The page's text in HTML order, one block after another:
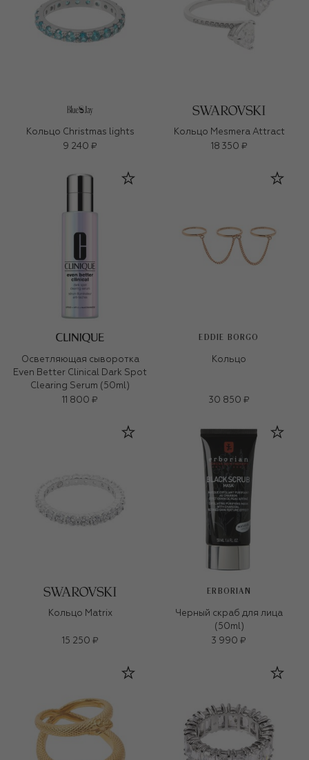
Кольцо Christmas lights
9 240 ₽
Кольцо Mesmera Attract
18 350 ₽
Осветляющая сыворотка
Even Better Clinical Dark Spot
Clearing Serum (50ml)
11 800 ₽
EDDIE BORGO
Кольцо
30 850 ₽
Кольцо Matrix
15 250 ₽
ERBORIAN
Черный скраб для лица
(50ml)
3 990 ₽